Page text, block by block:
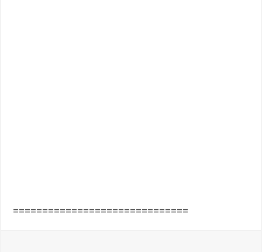
==============================